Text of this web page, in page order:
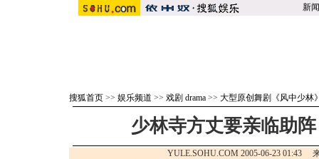
新闻
搜狐首页 >> 娱乐频道 >> 戏剧 drama >> 大型原创舞剧《风中少林
少林寺方丈要亲临助
YULE.SOHU.COM 2005-06-23 01:43